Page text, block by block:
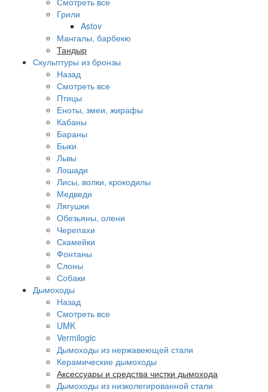
Грили
Astov
Мангалы, барбекю
Тандыр
Скульптуры из бронзы
Назад
Смотреть все
Птицы
Еноты, змеи, жирафы
Кабаны
Бараны
Быки
Львы
Лошади
Лисы, волки, крокодилы
Медведи
Лягушки
Обезьяны, олени
Черепахи
Скамейки
Фонтаны
Слоны
Собаки
Дымоходы
Назад
Смотреть все
UMK
Vermilogic
Дымоходы из нержавеющей стали
Керамические дымоходы
Аксессуары и средства чистки дымохода
Дымоходы из низколегированной стали